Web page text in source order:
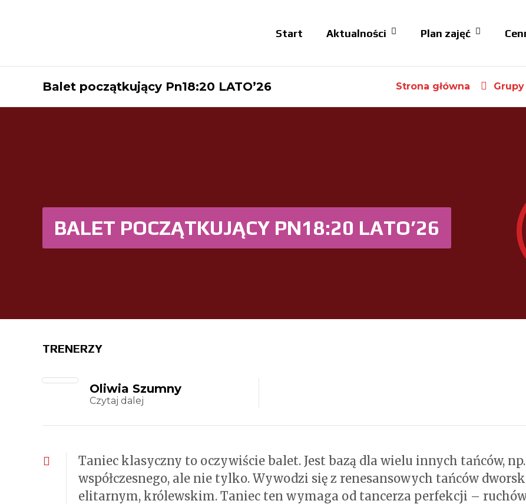
Start Aktualności Plan zajęć
Balet początkujący Pn18:20 LATO’26 Strona główna Grupy
BALET POCZĄTKUJĄCY PN18:20 LATO’26
TRENERZY
Oliwia Szumny
Czytaj dalej
Taniec klasyczny to oczywiście balet. Jest bazą dla wielu innych tańców,
współczesnego, ale nie tylko. Wywodzi się z renesansowych tańców
elitarnym, królewskim. Taniec ten wymaga od tancerza perfekcji –